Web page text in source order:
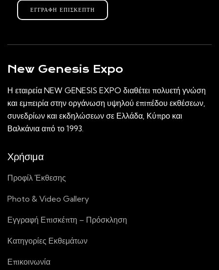
ΕΓΓΡΑΦΉ ΕΠΙΣΚΈΠΤΗ
New Genesis Expo
Η εταιρεία NEW GENESIS EXPO διαθέτει πολυετή γνώση
και εμπειρία στην οργάνωση υψηλού επιπέδου εκθέσεων,
συνεδρίων και εκδηλώσεων σε Ελλάδα, Κύπρο και
Βαλκάνια από το 1993.
Χρήσιμα
Προφίλ Έκθεσης
Photo & Video Gallery
Εγγραφή Επισκέπτη – Πρόσκληση
Κατηγορίες Εκθεμάτων
Επικοινωνία